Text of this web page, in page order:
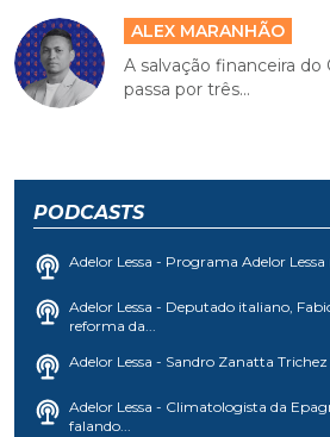
ALEX MARANHÃO
A salvação financeira do
passa por três...
PODCASTS
Adelor Lessa - Programa Adelor
Adelor Lessa - Deputado italiano,
reforma da...
Adelor Lessa - Sandro Zanatta
Adelor Lessa - Climatologista da
falando...